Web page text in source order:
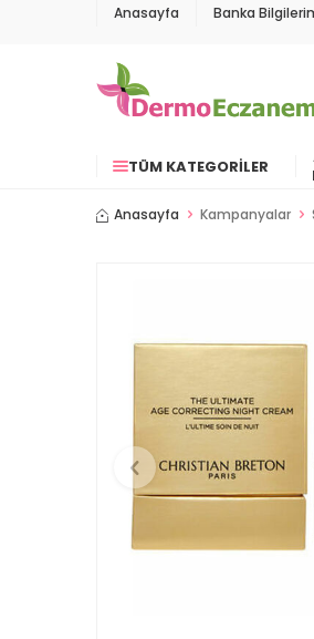
Anasayfa Banka
TÜM KATEGORILER
Anasayfa Kampanyalar